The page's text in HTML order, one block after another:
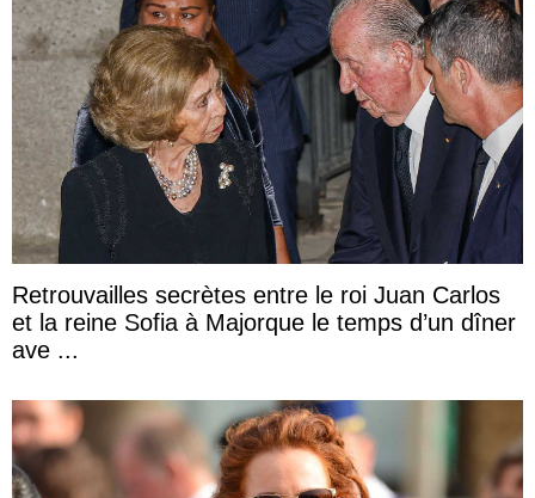
Retrouvailles secrètes entre le roi Juan Carlos
et la reine Sofia à Majorque le temps d’un dîner
ave ...